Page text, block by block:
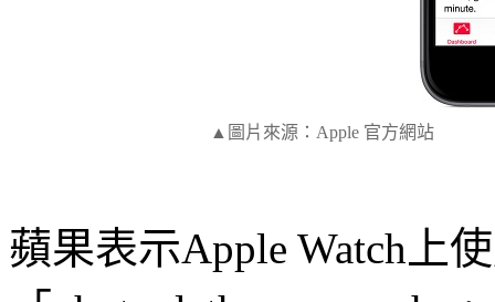
▲ 圖片來源：Apple 官方網站
蘋果表示Apple Watch上